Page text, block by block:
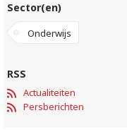
Sector(en)
Onderwijs
RSS
Actualiteiten
Persberichten